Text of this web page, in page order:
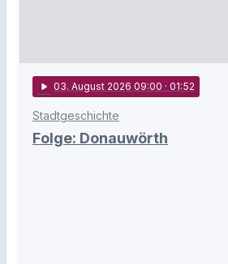
play_arrow 03. August 2026 09:00 · 01:52
Stadtgeschichte
Folge: Donauwörth